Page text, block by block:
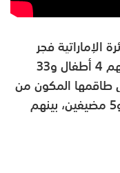
فجر
السبت الماضي، وهم 62 شخصاً، بينهم 4 أطفال و33
إلى طاقمها المكون من
الطيار القبرصي ومساعده الإسباني و5 مضيفين، بينهم